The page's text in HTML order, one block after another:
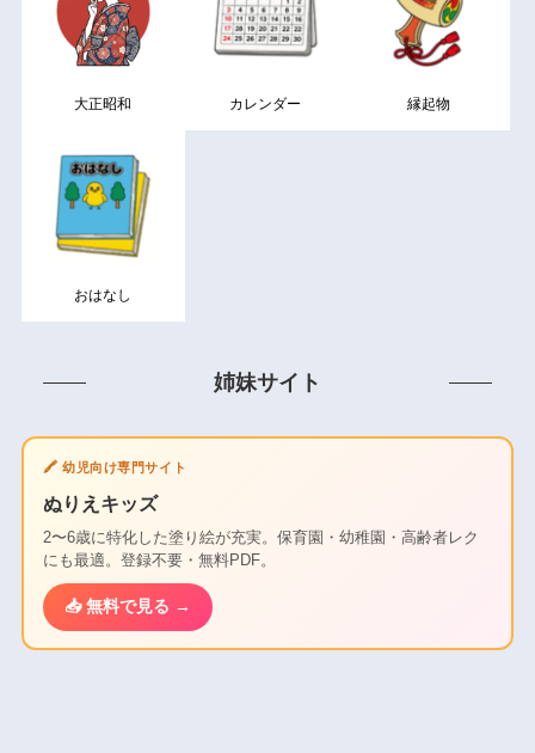
大正昭和 カレンダー 縁起物
おはなし
姉妹サイト
🖍️ 幼児向け専門サイト
ぬりえキッズ
2〜6歳に特化した塗り絵が充実。保育園・幼稚園・高齢者レク
にも最適。登録不要・無料PDF。
📥 無料で見る →